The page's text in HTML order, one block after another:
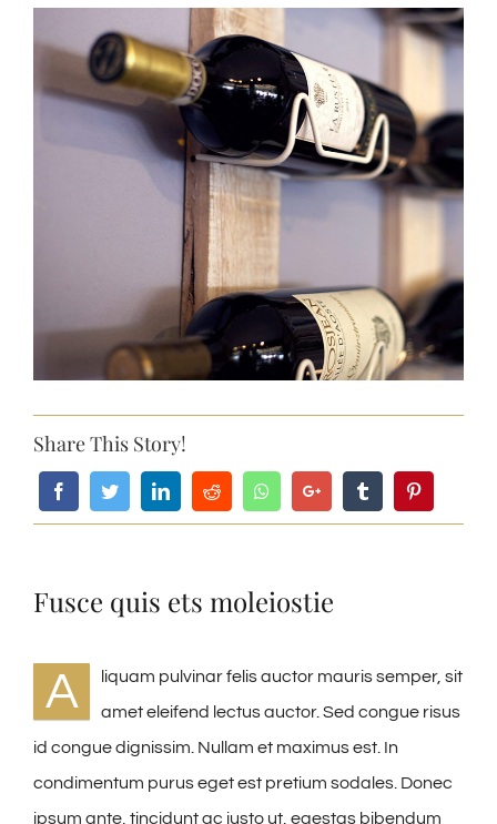
Larger
Image
Share This Story!
Fusce quis ets moleiostie
A
liquam pulvinar felis auctor mauris semper, sit
amet eleifend lectus auctor. Sed congue risus
id congue dignissim. Nullam et maximus est. In
condimentum purus eget est pretium sodales. Donec
ipsum ante, tincidunt ac justo ut, egestas bibendum